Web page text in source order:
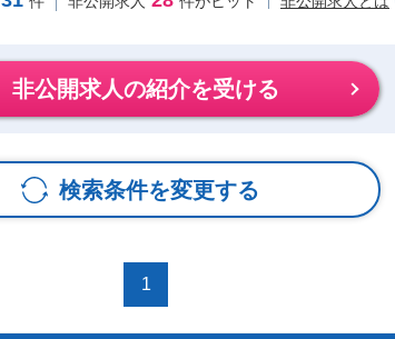
非公開求人の紹介を受ける
検索条件を変更する
1